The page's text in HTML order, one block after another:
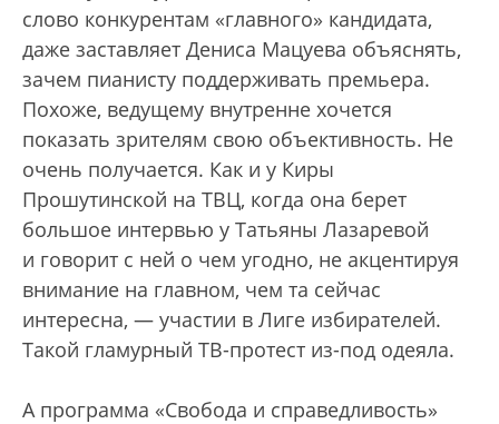
слово конкурентам «главного» кандидата,
даже заставляет Дениса Мацуева объяснять,
зачем пианисту поддерживать премьера.
Похоже, ведущему внутренне хочется
показать зрителям свою объективность. Не
очень получается. Как и у Киры
Прошутинской на ТВЦ, когда она берет
большое интервью у Татьяны Лазаревой
и говорит с ней о чем угодно, не акцентируя
внимание на главном, чем та сейчас
интересна, — участии в Лиге избирателей.
Такой гламурный ТВ-протест из-под одеяла.
А программа «Свобода и справедливость»